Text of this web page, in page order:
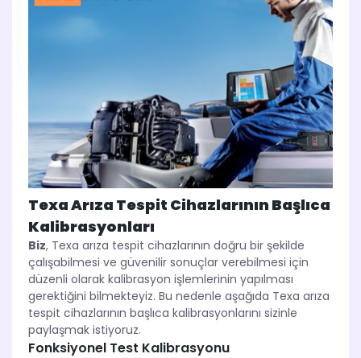
Texa Arıza Tespit Cihazlarının Başlıca
Kalibrasyonları
Biz, Texa arıza tespit cihazlarının doğru bir şekilde
çalışabilmesi ve güvenilir sonuçlar verebilmesi için
düzenli olarak kalibrasyon işlemlerinin yapılması
gerektiğini bilmekteyiz. Bu nedenle aşağıda Texa arıza
tespit cihazlarının başlıca kalibrasyonlarını sizinle
paylaşmak istiyoruz.
Fonksiyonel Test Kalibrasyonu